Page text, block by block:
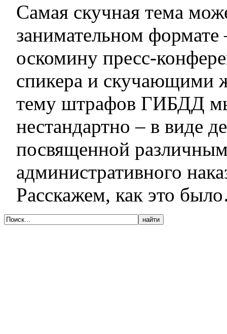
Самая скучная тема
занимательном
оскомину пресс-
спикера и скучающими
тему штрафов ГИБДД
нестандартно – в виде
посвященной
административного
Расскажем, как это